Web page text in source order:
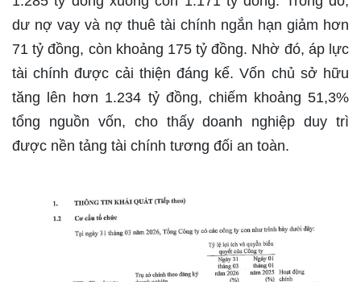
dư nợ vay và nợ thuê tài chính ngắn hạn giảm hơn
71 tỷ đồng, còn khoảng 175 tỷ đồng. Nhờ đó, áp lực
tài chính được cải thiện đáng kể. Vốn chủ sở hữu
tăng lên hơn 1.234 tỷ đồng, chiếm khoảng 51,3%
tổng nguồn vốn, cho thấy doanh nghiệp duy trì
được nền tảng tài chính tương đối an toàn.